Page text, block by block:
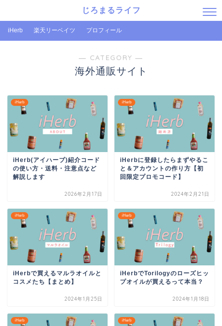
じろまるライフ
iHerb 楽天リーベイツ プロフィール
― CATEGORY ―
海外通販サイト
iHerb
iHerb(アイハーブ)紹介コード
の使い方・送料・注意点など
解説します
2026年2月17日
iHerb
iHerbに登録したらまずやるこ
と＆アカウントの作り方【初
回限定プロモコード】
2024年2月21日
iHerb
iHerbで買えるマルラオイルと
コスメたち【まとめ】
2024年1月25日
iHerb
iHerbでTorilogyのローズヒッ
プオイルが買えるって本当？
2024年1月18日
iHerb iHerb